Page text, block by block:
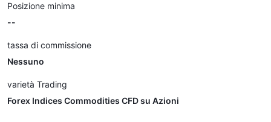
Posizione minima
--
tassa di commissione
Nessuno
varietà Trading
Forex Indices Commodities CFD su Azioni